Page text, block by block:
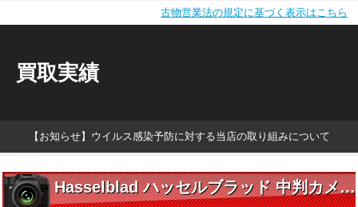
古物営業法の規定に基づく表示はこちら
買取実績
【お知らせ】ウイルス感染予防に対する当店の取り組みについて
Hasselblad ハッセルブラッド 中判カメラ 500 EL/M 20YEARS IN SPACE